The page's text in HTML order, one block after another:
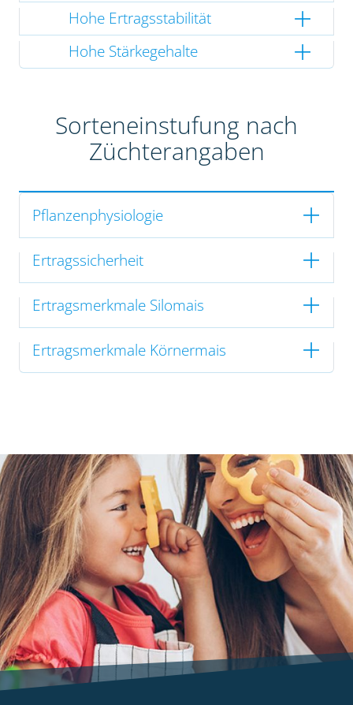
Hohe Ertragsstabilität
Hohe Stärkegehalte
Sorteneinstufung nach
Züchterangaben
Pflanzenphysiologie
Ertragssicherheit
Ertragsmerkmale Silomais
Ertragsmerkmale Körnermais